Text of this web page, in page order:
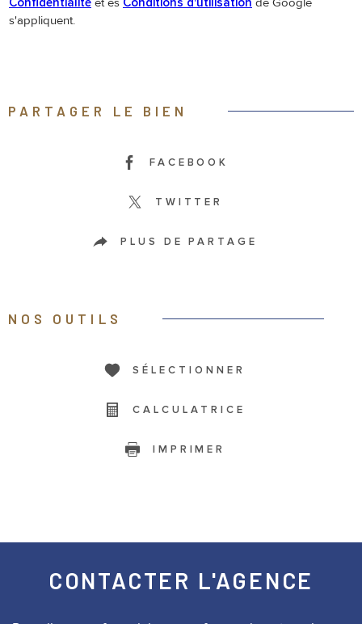
s'appliquent.
PARTAGER LE BIEN
FACEBOOK
TWITTER
PLUS DE PARTAGE
NOS OUTILS
SÉLECTIONNER
CALCULATRICE
IMPRIMER
CONTACTER L'AGENCE